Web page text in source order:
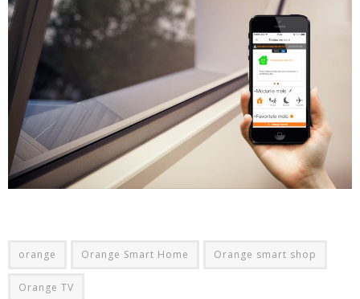
orange Orange Smart Home Orange smart shop
Orange TV